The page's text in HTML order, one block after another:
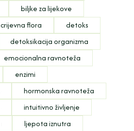
biljke za lijekove
crijevna flora
detoks
detoksikacija organizma
emocionalna ravnoteža
enzimi
hormonska ravnoteža
intuitivno življenje
ljepota iznutra